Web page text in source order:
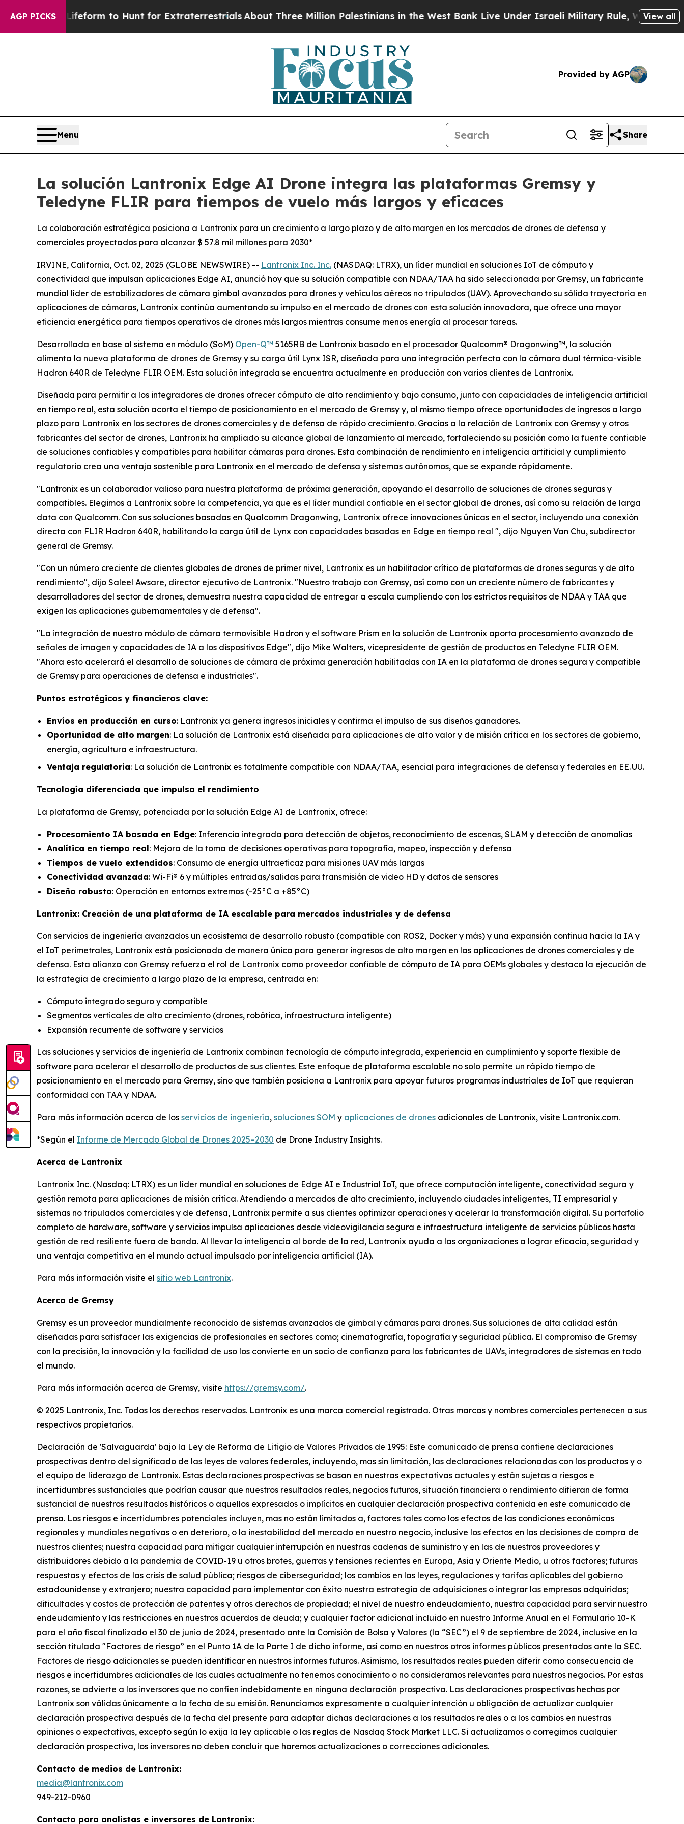
AGP PICKS
Lifeform to Hunt for ExtraterrestrialsAbout Three Million Palestinians in the West Bank Live Under Israeli Military Rule, Which Offers Them
View all
Provided by AGP
Menu Share
La solución Lantronix Edge AI Drone integra las plataformas Gremsy y
Teledyne FLIR para tiempos de vuelo más largos y eficaces
La colaboración estratégica posiciona a Lantronix para un crecimiento a largo plazo y de alto margen en los mercados de drones de defensa y
comerciales proyectados para alcanzar $ 57.8 mil millones para 2030*
IRVINE, California, Oct. 02, 2025 (GLOBE NEWSWIRE) -- Lantronix Inc. Inc. (NASDAQ: LTRX), un líder mundial en soluciones IoT de cómputo y
conectividad que impulsan aplicaciones Edge AI, anunció hoy que su solución compatible con NDAA/TAA ha sido seleccionada por Gremsy, un fabricante
mundial líder de estabilizadores de cámara gimbal avanzados para drones y vehículos aéreos no tripulados (UAV). Aprovechando su sólida trayectoria en
aplicaciones de cámaras, Lantronix continúa aumentando su impulso en el mercado de drones con esta solución innovadora, que ofrece una mayor
eficiencia energética para tiempos operativos de drones más largos mientras consume menos energía al procesar tareas.
Desarrollada en base al sistema en módulo (SoM) Open-Q™ 5165RB de Lantronix basado en el procesador Qualcomm® Dragonwing™, la solución
alimenta la nueva plataforma de drones de Gremsy y su carga útil Lynx ISR, diseñada para una integración perfecta con la cámara dual térmica-visible
Hadron 640R de Teledyne FLIR OEM. Esta solución integrada se encuentra actualmente en producción con varios clientes de Lantronix.
Diseñada para permitir a los integradores de drones ofrecer cómputo de alto rendimiento y bajo consumo, junto con capacidades de inteligencia artificial
en tiempo real, esta solución acorta el tiempo de posicionamiento en el mercado de Gremsy y, al mismo tiempo ofrece oportunidades de ingresos a largo
plazo para Lantronix en los sectores de drones comerciales y de defensa de rápido crecimiento. Gracias a la relación de Lantronix con Gremsy y otros
fabricantes del sector de drones, Lantronix ha ampliado su alcance global de lanzamiento al mercado, fortaleciendo su posición como la fuente confiable
de soluciones confiables y compatibles para habilitar cámaras para drones. Esta combinación de rendimiento en inteligencia artificial y cumplimiento
regulatorio crea una ventaja sostenible para Lantronix en el mercado de defensa y sistemas autónomos, que se expande rápidamente.
"Lantronix es un colaborador valioso para nuestra plataforma de próxima generación, apoyando el desarrollo de soluciones de drones seguras y
compatibles. Elegimos a Lantronix sobre la competencia, ya que es el líder mundial confiable en el sector global de drones, así como su relación de larga
data con Qualcomm. Con sus soluciones basadas en Qualcomm Dragonwing, Lantronix ofrece innovaciones únicas en el sector, incluyendo una conexión
directa con FLIR Hadron 640R, habilitando la carga útil de Lynx con capacidades basadas en Edge en tiempo real ", dijo Nguyen Van Chu, subdirector
general de Gremsy.
"Con un número creciente de clientes globales de drones de primer nivel, Lantronix es un habilitador crítico de plataformas de drones seguras y de alto
rendimiento", dijo Saleel Awsare, director ejecutivo de Lantronix. "Nuestro trabajo con Gremsy, así como con un creciente número de fabricantes y
desarrolladores del sector de drones, demuestra nuestra capacidad de entregar a escala cumpliendo con los estrictos requisitos de NDAA y TAA que
exigen las aplicaciones gubernamentales y de defensa".
"La integración de nuestro módulo de cámara termovisible Hadron y el software Prism en la solución de Lantronix aporta procesamiento avanzado de
señales de imagen y capacidades de IA a los dispositivos Edge", dijo Mike Walters, vicepresidente de gestión de productos en Teledyne FLIR OEM.
"Ahora esto acelerará el desarrollo de soluciones de cámara de próxima generación habilitadas con IA en la plataforma de drones segura y compatible
de Gremsy para operaciones de defensa e industriales".
Puntos estratégicos y financieros clave:
Envíos en producción en curso: Lantronix ya genera ingresos iniciales y confirma el impulso de sus diseños ganadores.
Oportunidad de alto margen: La solución de Lantronix está diseñada para aplicaciones de alto valor y de misión crítica en los sectores de gobierno,
energía, agricultura e infraestructura.
Ventaja regulatoria: La solución de Lantronix es totalmente compatible con NDAA/TAA, esencial para integraciones de defensa y federales en EE. UU.
Tecnología diferenciada que impulsa el rendimiento
La plataforma de Gremsy, potenciada por la solución Edge AI de Lantronix, ofrece:
Procesamiento IA basada en Edge: Inferencia integrada para detección de objetos, reconocimiento de escenas, SLAM y detección de anomalías
Analítica en tiempo real: Mejora de la toma de decisiones operativas para topografía, mapeo, inspección y defensa
Tiempos de vuelo extendidos: Consumo de energía ultraeficaz para misiones UAV más largas
Conectividad avanzada: Wi-Fi® 6 y múltiples entradas/salidas para transmisión de video HD y datos de sensores
Diseño robusto: Operación en entornos extremos (-25°C a +85°C)
Lantronix: Creación de una plataforma de IA escalable para mercados industriales y de defensa
Con servicios de ingeniería avanzados un ecosistema de desarrollo robusto (compatible con ROS2, Docker y más) y una expansión continua hacia la IA y
el IoT perimetrales, Lantronix está posicionada de manera única para generar ingresos de alto margen en las aplicaciones de drones comerciales y de
defensa. Esta alianza con Gremsy refuerza el rol de Lantronix como proveedor confiable de cómputo de IA para OEMs globales y destaca la ejecución de
la estrategia de crecimiento a largo plazo de la empresa, centrada en:
Cómputo integrado seguro y compatible
Segmentos verticales de alto crecimiento (drones, robótica, infraestructura inteligente)
Expansión recurrente de software y servicios
Las soluciones y servicios de ingeniería de Lantronix combinan tecnología de cómputo integrada, experiencia en cumplimiento y soporte flexible de
software para acelerar el desarrollo de productos de sus clientes. Este enfoque de plataforma escalable no solo permite un rápido tiempo de
posicionamiento en el mercado para Gremsy, sino que también posiciona a Lantronix para apoyar futuros programas industriales de IoT que requieran
conformidad con TAA y NDAA.
Para más información acerca de los servicios de ingeniería, soluciones SOM y aplicaciones de drones adicionales de Lantronix, visite Lantronix.com.
*Según el Informe de Mercado Global de Drones 2025–2030 de Drone Industry Insights.
Acerca de Lantronix
Lantronix Inc. (Nasdaq: LTRX) es un líder mundial en soluciones de Edge AI e Industrial IoT, que ofrece computación inteligente, conectividad segura y
gestión remota para aplicaciones de misión crítica. Atendiendo a mercados de alto crecimiento, incluyendo ciudades inteligentes, TI empresarial y
sistemas no tripulados comerciales y de defensa, Lantronix permite a sus clientes optimizar operaciones y acelerar la transformación digital. Su portafolio
completo de hardware, software y servicios impulsa aplicaciones desde videovigilancia segura e infraestructura inteligente de servicios públicos hasta
gestión de red resiliente fuera de banda. Al llevar la inteligencia al borde de la red, Lantronix ayuda a las organizaciones a lograr eficacia, seguridad y
una ventaja competitiva en el mundo actual impulsado por inteligencia artificial (IA).
Para más información visite el sitio web Lantronix.
Acerca de Gremsy
Gremsy es un proveedor mundialmente reconocido de sistemas avanzados de gimbal y cámaras para drones. Sus soluciones de alta calidad están
diseñadas para satisfacer las exigencias de profesionales en sectores como; cinematografía, topografía y seguridad pública. El compromiso de Gremsy
con la precisión, la innovación y la facilidad de uso los convierte en un socio de confianza para los fabricantes de UAVs, integradores de sistemas en todo
el mundo.
Para más información acerca de Gremsy, visite https://gremsy.com/.
© 2025 Lantronix, Inc. Todos los derechos reservados. Lantronix es una marca comercial registrada. Otras marcas y nombres comerciales pertenecen a sus
respectivos propietarios.
Declaración de 'Salvaguarda' bajo la Ley de Reforma de Litigio de Valores Privados de 1995: Este comunicado de prensa contiene declaraciones
prospectivas dentro del significado de las leyes de valores federales, incluyendo, mas sin limitación, las declaraciones relacionadas con los productos y o
el equipo de liderazgo de Lantronix. Estas declaraciones prospectivas se basan en nuestras expectativas actuales y están sujetas a riesgos e
incertidumbres sustanciales que podrían causar que nuestros resultados reales, negocios futuros, situación financiera o rendimiento difieran de forma
sustancial de nuestros resultados históricos o aquellos expresados o implícitos en cualquier declaración prospectiva contenida en este comunicado de
prensa. Los riesgos e incertidumbres potenciales incluyen, mas no están limitados a, factores tales como los efectos de las condiciones económicas
regionales y mundiales negativas o en deterioro, o la inestabilidad del mercado en nuestro negocio, inclusive los efectos en las decisiones de compra de
nuestros clientes; nuestra capacidad para mitigar cualquier interrupción en nuestras cadenas de suministro y en las de nuestros proveedores y
distribuidores debido a la pandemia de COVID-19 u otros brotes, guerras y tensiones recientes en Europa, Asia y Oriente Medio, u otros factores; futuras
respuestas y efectos de las crisis de salud pública; riesgos de ciberseguridad; los cambios en las leyes, regulaciones y tarifas aplicables del gobierno
estadounidense y extranjero; nuestra capacidad para implementar con éxito nuestra estrategia de adquisiciones o integrar las empresas adquiridas;
dificultades y costos de protección de patentes y otros derechos de propiedad; el nivel de nuestro endeudamiento, nuestra capacidad para servir nuestro
endeudamiento y las restricciones en nuestros acuerdos de deuda; y cualquier factor adicional incluido en nuestro Informe Anual en el Formulario 10-K
para el año fiscal finalizado el 30 de junio de 2024, presentado ante la Comisión de Bolsa y Valores (la “SEC”) el 9 de septiembre de 2024, inclusive en la
sección titulada "Factores de riesgo” en el Punto 1A de la Parte I de dicho informe, así como en nuestros otros informes públicos presentados ante la SEC.
Factores de riesgo adicionales se pueden identificar en nuestros informes futuros. Asimismo, los resultados reales pueden diferir como consecuencia de
riesgos e incertidumbres adicionales de las cuales actualmente no tenemos conocimiento o no consideramos relevantes para nuestros negocios. Por estas
razones, se advierte a los inversores que no confíen indebidamente en ninguna declaración prospectiva. Las declaraciones prospectivas hechas por
Lantronix son válidas únicamente a la fecha de su emisión. Renunciamos expresamente a cualquier intención u obligación de actualizar cualquier
declaración prospectiva después de la fecha del presente para adaptar dichas declaraciones a los resultados reales o a los cambios en nuestras
opiniones o expectativas, excepto según lo exija la ley aplicable o las reglas de Nasdaq Stock Market LLC. Si actualizamos o corregimos cualquier
declaración prospectiva, los inversores no deben concluir que haremos actualizaciones o correcciones adicionales.
Contacto de medios de Lantronix:
media@lantronix.com
949-212-0960
Contacto para analistas e inversores de Lantronix: